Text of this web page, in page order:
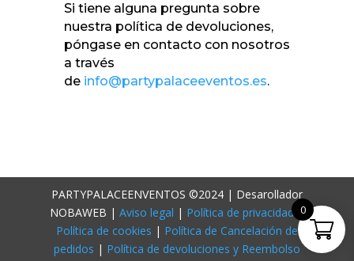
Si tiene alguna pregunta sobre
nuestra política de devoluciones,
póngase en contacto con nosotros
a través
de info@partypalaceeventos.es.
PARTYPALACEENVENTOS ©2024 | Desarollador
NOBAWEB |Aviso legal | Política de privacidad |
Política de cookies | Política de Cancelación de
pedidos | Política de devoluciones y Reembolso
0